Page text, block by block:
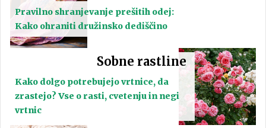
Pravilno shranjevanje prešitih odej:
Kako ohraniti družinsko dediščino
Sobne rastline
Kako dolgo potrebujejo vrtnice, da
zrastejo? Vse o rasti, cvetenju in negi
vrtnic